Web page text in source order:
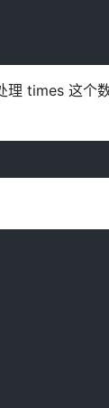
理 times 这个